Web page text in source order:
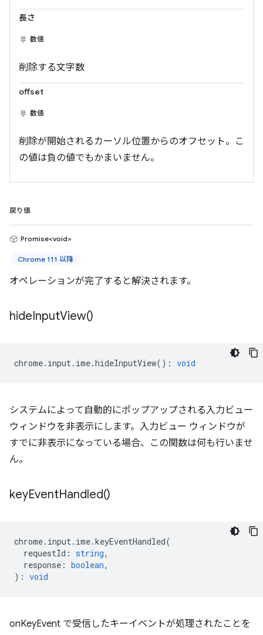
長さ
数値
削除する文字数
offset
数値
削除が開始されるカーソル位置からのオフセット。こ
の値は負の値でもかまいません。
戻り値
Promise<void>
Chrome 111 以降
オペレーションが完了すると解決されます。
hideInputView()
chrome. input. ime.hideInputView() : void
システムによって自動的にポップアップされる入力ビュー
ウィンドウを非表示にします。入力ビュー ウィンドウが
すでに非表示になっている場合、この関数は何も行いませ
ん。
keyEventHandled()
chrome. input. ime.keyEventHandled(
requestId : string,
response : boolean,
) : void
onKeyEvent で受信したキーイベントが処理されたことを